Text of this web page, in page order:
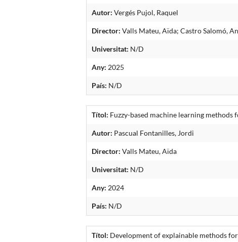
Autor: Vergés Pujol, Raquel
Director: Valls Mateu, Aïda; Castro Salomó,
Universitat: N/D
Any: 2025
País: N/D
Títol: Fuzzy-based machine learning
Autor: Pascual Fontanilles, Jordi
Director: Valls Mateu, Aïda
Universitat: N/D
Any: 2024
País: N/D
Títol: Development of explainable methods